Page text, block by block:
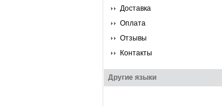
Доставка
Оплата
Отзывы
Контакты
Другие языки